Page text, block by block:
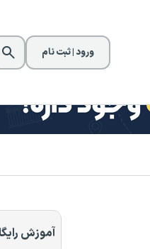
ورود | ثبت نام
آموزش